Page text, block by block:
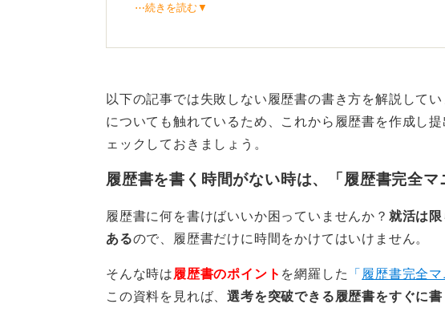
ての字の個性や多少の不揃いさと、ただ面倒がっ
誠実な気持ちで書かれたものであれば、字が多少
スの印象になることはありませんので、安心して
心配な場合は第三者に確認してもらうの
れる箇所は異なる
もし、どうしても気になる場合は、鉛筆で薄く下
う。
⋯続きを読む▼
以下の記事では失敗しない履歴書の書き方を解説して
についても触れているため、これから履歴書を作成し
ェックしておきましょう。
履歴書を書く時間がない時は、「履歴書完全マ
履歴書に何を書けばいいか困っていませんか？ 就活は
あるので、履歴書だけに時間をかけてはいけません。
そんな時は 履歴書のポイント を網羅した 「 履歴書完全
この資料を見れば、選考を突破できる履歴書をすぐに書